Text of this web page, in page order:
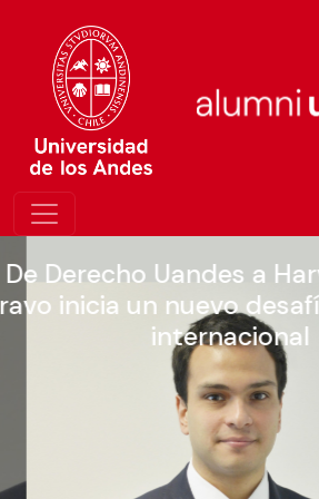
Alumniuandes fue
Congreso University
Chile 2026